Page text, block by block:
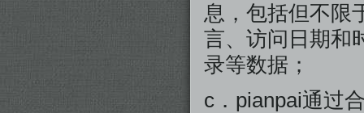
息，包括但不限
言、访问日期和
录等数据；
c．pianpai通过